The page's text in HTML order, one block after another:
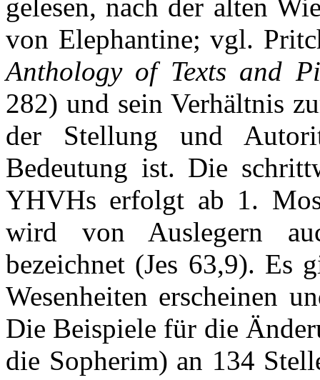
gelesen, nach der alten
von Elephantine; vgl.
Anthology of Texts and
282) und sein Verhältnis
der Stellung und
Bedeutung ist. Die
YHVHs erfolgt ab 1.
wird von Auslegern
bezeichnet (Jes 63,9). Es
Wesenheiten erscheinen
Die Beispiele für die
die Sopherim) an 134